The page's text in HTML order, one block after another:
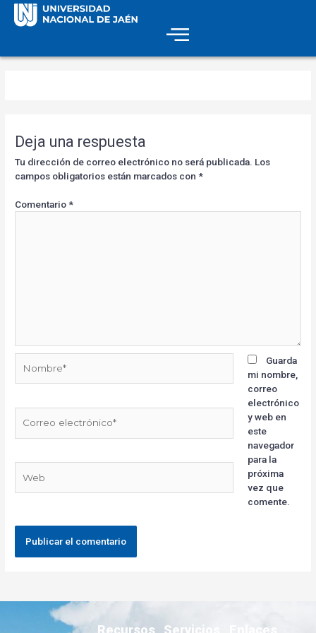
Deja una respuesta
Tu dirección de correo electrónico no será publicada. Los
campos obligatorios están marcados con*
Comentario*
Guarda
mi nombre,
correo
electrónico
y web en
este
navegador
para la
próxima
vez que
comente.
Recursos Servicios Enlaces